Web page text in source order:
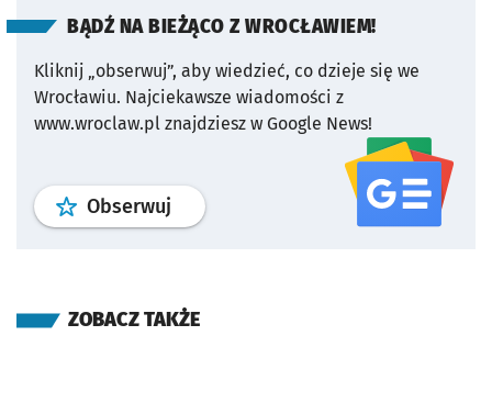
BĄDŹ NA BIEŻĄCO Z WROCŁAWIEM!
Kliknij „obserwuj”, aby wiedzieć, co dzieje się we
Wrocławiu. Najciekawsze wiadomości z
www.wroclaw.pl znajdziesz w Google News!
Obserwuj profil serwisu
ZOBACZ TAKŻE